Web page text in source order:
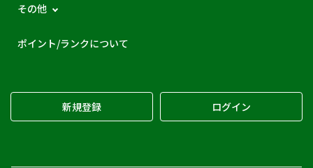
その他
ポイント/ランクについて
新規登録 ログイン